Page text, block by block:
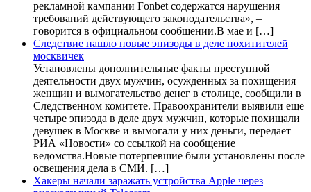
рекламной кампании Fonbet содержатся нарушения
требований действующего законодательства», –
говорится в официальном сообщении.В мае и […]
Следствие нашло новые эпизоды в деле похитителей
москвичек
Установлены дополнительные факты преступной
деятельности двух мужчин, осужденных за похищения
женщин и вымогательство денег в столице, сообщили в
Следственном комитете. Правоохранители выявили еще
четыре эпизода в деле двух мужчин, которые похищали
девушек в Москве и вымогали у них деньги, передает
РИА «Новости» со ссылкой на сообщение
ведомства.Новые потерпевшие были установлены после
освещения дела в СМИ. […]
Хакеры начали заражать устройства Apple через